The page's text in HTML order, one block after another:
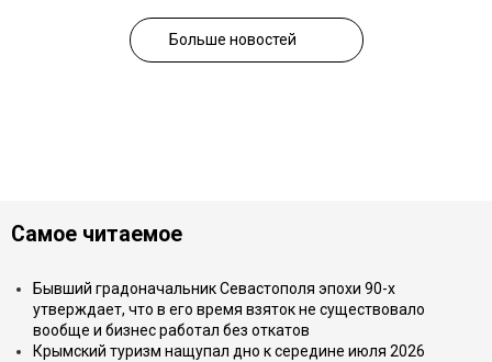
Больше новостей
Самое читаемое
Бывший градоначальник Севастополя эпохи 90-х
утверждает, что в его время взяток не существовало
вообще и бизнес работал без откатов
Крымский туризм нащупал дно к середине июля 2026